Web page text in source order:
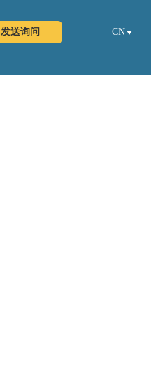
发送询问
CN